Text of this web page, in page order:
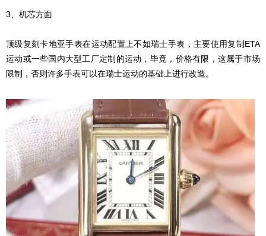
3、机芯方面
顶级复刻卡地亚手表在运动配置上不如瑞士手表，主要使用复制ETA
运动或一些国内大型工厂定制的运动，毕竟，价格有限，这属于市场
限制，否则许多手表可以在瑞士运动的基础上进行改造。